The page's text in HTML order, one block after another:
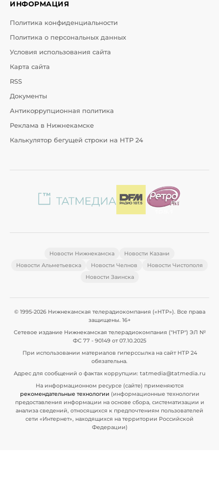
ИНФОРМАЦИЯ
Политика конфиденциальности
Политика о персональных данных
Условия использования сайта
Карта сайта
RSS
Документы
Антикоррупционная политика
Реклама в Нижнекамске
Калькулятор бегущей строки на НТР 24
Новости Нижнекамска
Новости Казани
Новости Альметьевска
Новости Челнов
Новости Чистополя
Новости Заинска
© 1995-2026 Нижнекамская телерадиокомпания («НТР»). Все права
защищены. 16+
Сетевое издание Нижнекамская телерадиокомпания ("НТР") ЭЛ №
ФС 77 - 90149 от 07.10.2025
При использовании материалов гиперссылка на сайт НТР 24
обязательна.
Адрес для сообщений о фактах коррупции: tatmedia@tatmedia.ru
На информационном ресурсе (сайте) применяются
рекомендательные технологии (информационные технологии
предоставления информации на основе сбора, систематизации и
анализа сведений, относящихся к предпочтениям пользователей
сети «Интернет», находящихся на территории Российской
Федерации)